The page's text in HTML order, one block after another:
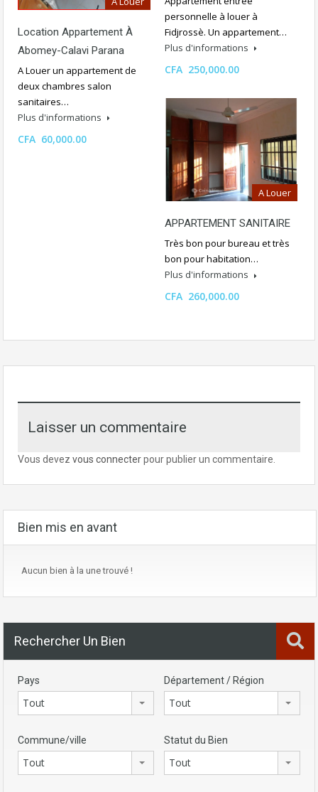
Location Appartement À
Abomey-Calavi Parana
A Louer un appartement de
deux chambres salon
sanitaires…
Plus d'informations
CFA 60,000.00
personnelle à louer à
Fidjrossè. Un appartement…
Plus d'informations
CFA 250,000.00
A Louer
APPARTEMENT SANITAIRE
Très bon pour bureau et très
bon pour habitation…
Plus d'informations
CFA 260,000.00
Laisser un commentaire
Vous devez vous connecterpour publier un commentaire.
Bien mis en avant
Aucun bien à la une trouvé !
Rechercher Un Bien
Pays
Tout
Département / Région
Tout
Commune/ville
Tout
Statut du Bien
Tout